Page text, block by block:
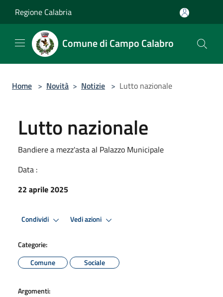
Regione Calabria
Comune di Campo Calabro
Home > Novità > Notizie > Lutto nazionale
Lutto nazionale
Bandiere a mezz'asta al Palazzo Municipale
Data :
22 aprile 2025
Condividi Vedi azioni
Categorie:
Comune
Sociale
Argomenti: